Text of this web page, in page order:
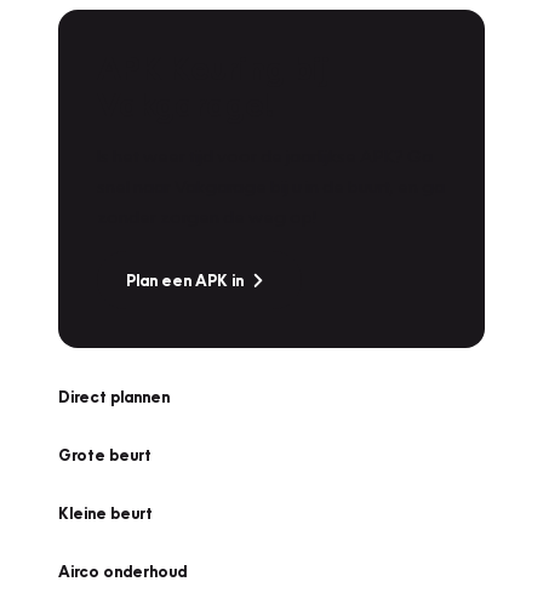
Plan een APK in
Direct plannen
Grote beurt
Kleine beurt
Airco onderhoud